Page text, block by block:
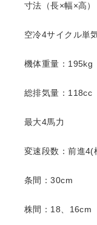
寸法（長×幅×高
空冷4サイクル単
機体重量：195kg
総排気量：118cc
最大4馬力
変速段数：前進
条間：30cm
株間：18、16cm